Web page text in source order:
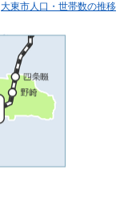
大東市人口・世帯数の推移